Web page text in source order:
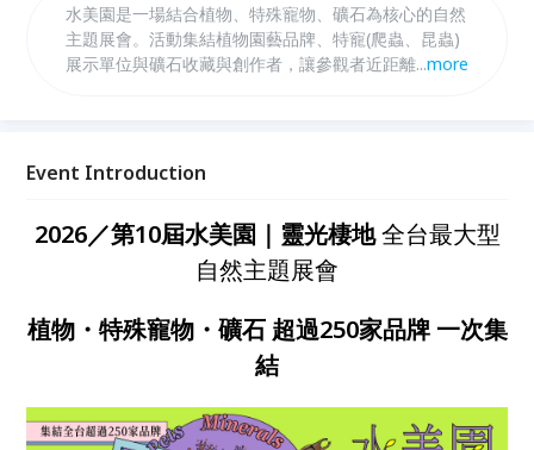
水美園是一場結合植物、特殊寵物、礦石為核心的自然
主題展會。活動集結植物園藝品牌、特寵(爬蟲、昆蟲)
展示單位與礦石收藏與創作者，讓參觀者近距離感受生
飲休閒，讓人在輕鬆流動的空間中，與自然重新建立連
...more
Event Introduction
2026／第10屆水美園｜靈光棲地全台最大型
自然主題展會
植物・ 特殊寵物・ 礦石 超過250家品牌 一次集
結